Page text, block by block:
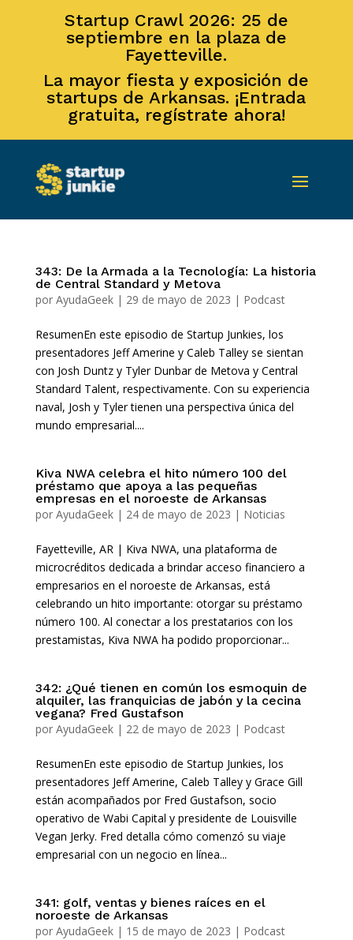
Startup Crawl 2026: 25 de
septiembre en la plaza de
Fayetteville.
La mayor fiesta y exposición de
startups de Arkansas. ¡Entrada
gratuita, regístrate ahora!
343: De la Armada a la Tecnología: La historia
de Central Standard y Metova
por AyudaGeek| 29 de mayo de 2023 | Podcast
ResumenEn este episodio de Startup Junkies, los
presentadores Jeff Amerine y Caleb Talley se sientan
con Josh Duntz y Tyler Dunbar de Metova y Central
Standard Talent, respectivamente. Con su experiencia
naval, Josh y Tyler tienen una perspectiva única del
mundo empresarial....
Kiva NWA celebra el hito número 100 del
préstamo que apoya a las pequeñas
empresas en el noroeste de Arkansas
por AyudaGeek| 24 de mayo de 2023 | Noticias
Fayetteville, AR | Kiva NWA, una plataforma de
microcréditos dedicada a brindar acceso financiero a
empresarios en el noroeste de Arkansas, está
celebrando un hito importante: otorgar su préstamo
número 100. Al conectar a los prestatarios con los
prestamistas, Kiva NWA ha podido proporcionar...
342: ¿Qué tienen en común los esmoquin de
alquiler, las franquicias de jabón y la cecina
vegana? Fred Gustafson
por AyudaGeek| 22 de mayo de 2023 | Podcast
ResumenEn este episodio de Startup Junkies, los
presentadores Jeff Amerine, Caleb Talley y Grace Gill
están acompañados por Fred Gustafson, socio
operativo de Wabi Capital y presidente de Louisville
Vegan Jerky. Fred detalla cómo comenzó su viaje
empresarial con un negocio en línea...
341: golf, ventas y bienes raíces en el
noroeste de Arkansas
por AyudaGeek| 15 de mayo de 2023 | Podcast